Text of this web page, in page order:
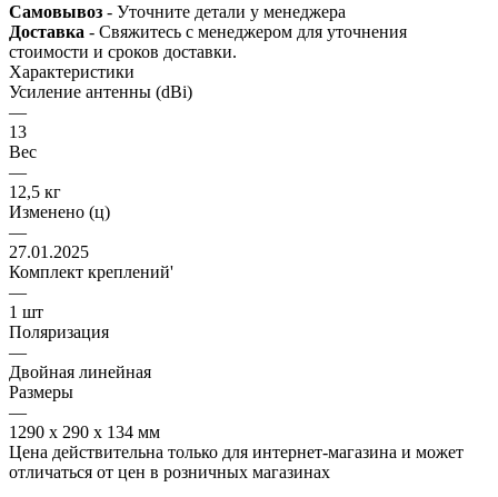
Самовывоз - Уточните детали у менеджера
Доставка - Свяжитесь с менеджером для уточнения
стоимости и сроков доставки.
Характеристики
Усиление антенны (dBi)
—
13
Вес
—
12,5 кг
Изменено (ц)
—
27.01.2025
Комплект креплений'
—
1 шт
Поляризация
—
Двойная линейная
Размеры
—
1290 x 290 x 134 мм
Цена действительна только для интернет-магазина и может
отличаться от цен в розничных магазинах